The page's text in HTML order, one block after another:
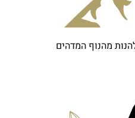
מהנוף המדהים